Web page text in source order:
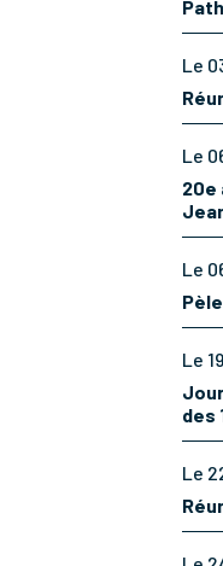
Le
Le
20e
Le
Le
des
Le